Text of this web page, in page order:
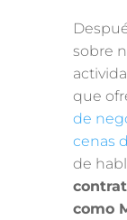
sobre
que
de
cenas
de
como